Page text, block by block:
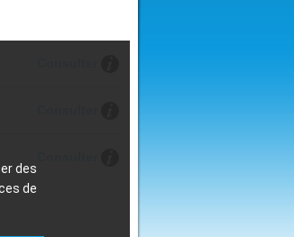
des
de